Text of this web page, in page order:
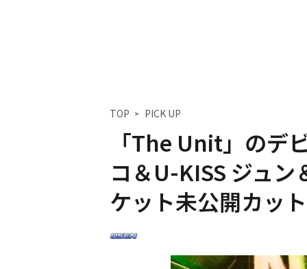
TOP PICK UP
「The Unit」のデ
コ＆U-KISS ジュ
ケット未公開カッ